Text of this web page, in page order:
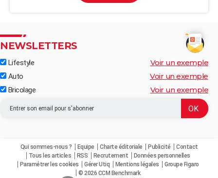
NEWSLETTERS
Lifestyle Voir un exemple
Auto Voir un exemple
Bricolage Voir un exemple
Qui sommes-nous ? Equipe Charte éditoriale Publicité
Contact
Tous les articles
RSS Recrutement
Données personnelles
Paramétrer les cookies
Gérer Utiq Mentions légales
Groupe Figaro
© 2026 CCM Benchmark